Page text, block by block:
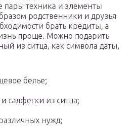
пары техника и элементы
родственники и друзья
брать кредиты, а
проще. Можно подарить
из ситца, как символа даты,
белье;
салфетки из ситца;
нужд;